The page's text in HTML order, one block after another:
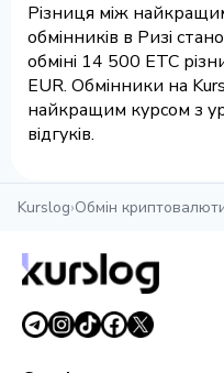
Різниця між
обмінників в Ризі
обміні 14 500 ETC
EUR. Обмінники на
найкращим курсом з
відгуків.
Kurslog›Обмін